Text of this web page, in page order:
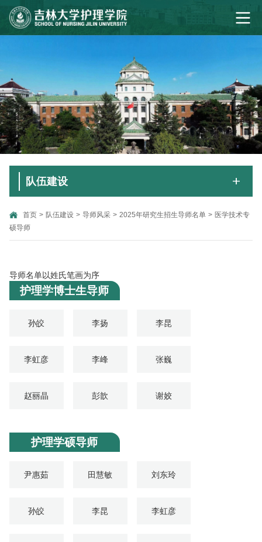
队伍建设
首页 > 队伍建设 > 导师风采 > 2025年研究生招生导师名单 > 医学技术专
硕导师
导师名单以姓氏笔画为序
护理学博士生导师
孙皎 李扬 李昆
李虹彦 李峰 张巍
赵丽晶 彭歆 谢姣
护理学硕导师
尹惠茹 田慧敏 刘东玲
孙皎 李昆 李虹彦